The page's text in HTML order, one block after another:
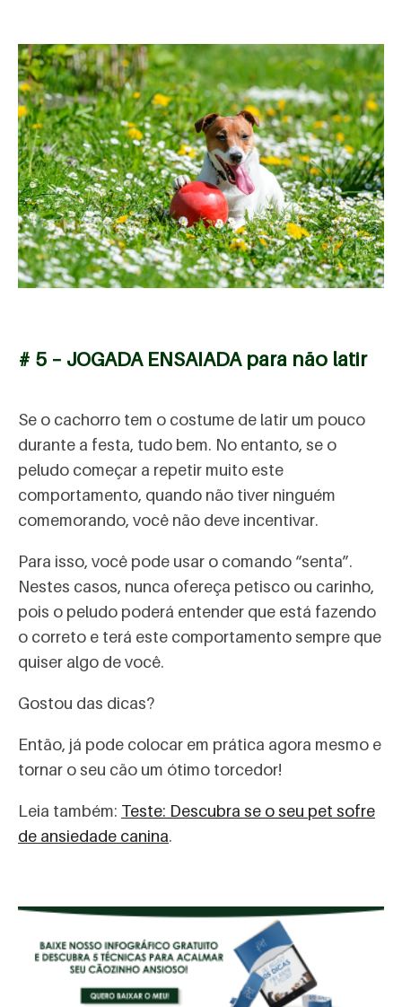
# 5 – JOGADA ENSAIADA para não latir
Se o cachorro tem o costume de latir um pouco
durante a festa, tudo bem. No entanto, se o
peludo começar a repetir muito este
comportamento, quando não tiver ninguém
comemorando, você não deve incentivar.
Para isso, você pode usar o comando “senta”.
Nestes casos, nunca ofereça petisco ou carinho,
pois o peludo poderá entender que está fazendo
o correto e terá este comportamento sempre que
quiser algo de você.
Gostou das dicas?
Então, já pode colocar em prática agora mesmo e
tornar o seu cão um ótimo torcedor!
Leia também: Teste: Descubra se o seu pet sofre
de ansiedade canina.